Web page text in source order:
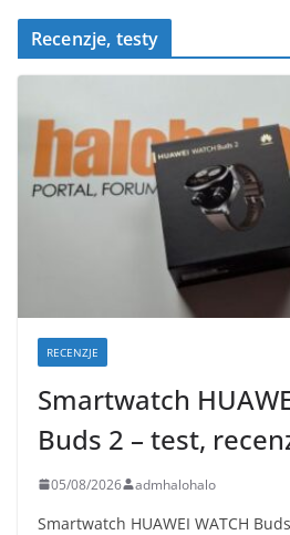
Recenzje, testy
RECENZJE
Smartwatch
Buds 2 – test,
05/08/2026 admhalohalo
Smartwatch HUAWEI WATCH